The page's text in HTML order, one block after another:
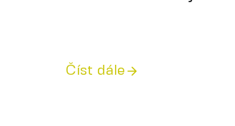
Číst dále